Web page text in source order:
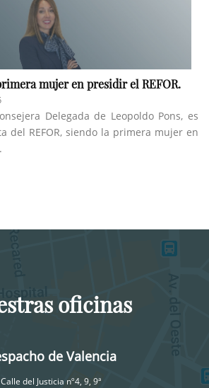
mujer en presidir el REFOR.
Delegada de Leopoldo Pons, es
del REFOR, siendo la primera mujer en
oficinas
de Valencia
Calle del Justicia nº4, 9, 9ª